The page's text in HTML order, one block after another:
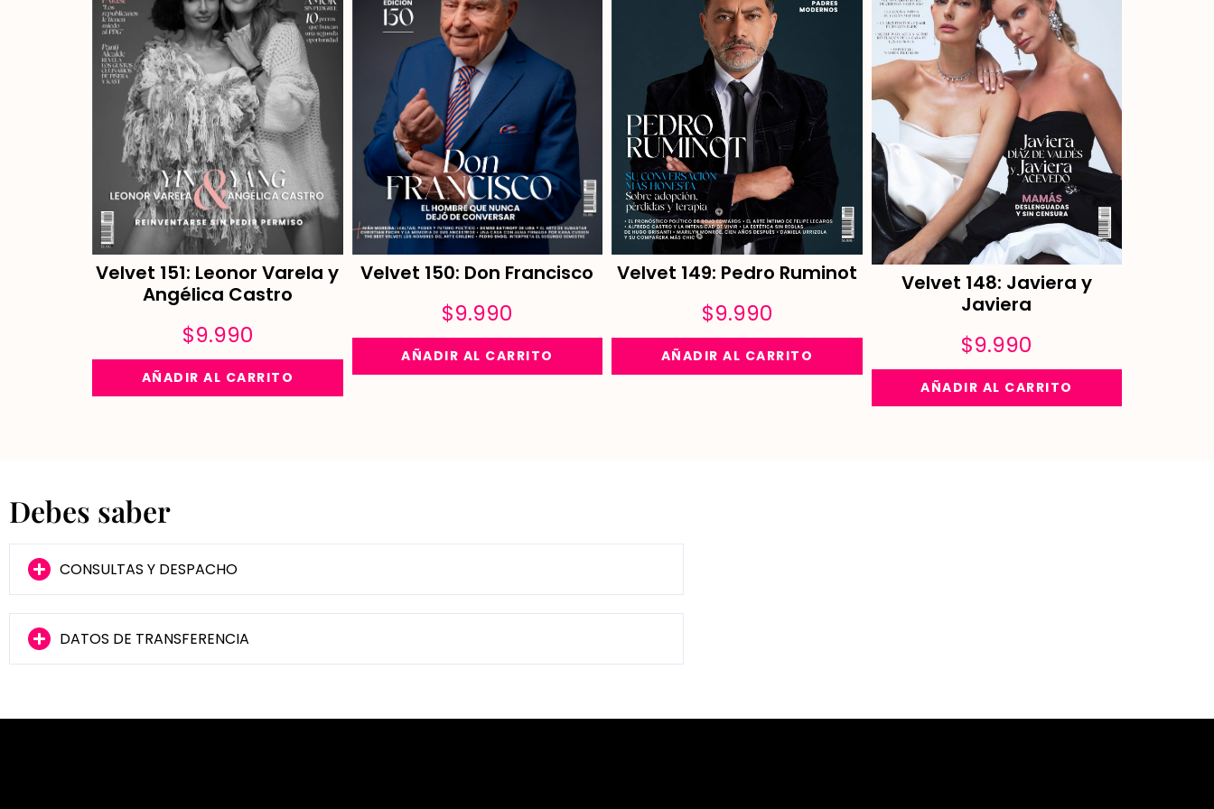
Velvet 151: Leonor Varela y
Angélica Castro
$9.990
AÑADIR AL CARRITO
Velvet 150: Don Francisco
$9.990
AÑADIR AL CARRITO
Velvet 149: Pedro Ruminot
$9.990
AÑADIR AL CARRITO
Velvet 148: Javiera y
Javiera
$9.990
AÑADIR AL CARRITO
Debes saber
CONSULTAS Y DESPACHO
DATOS DE TRANSFERENCIA